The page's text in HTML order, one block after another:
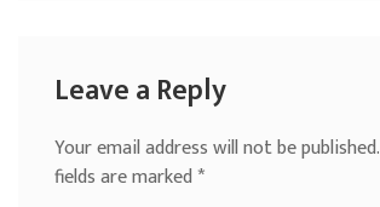
Leave a Reply
Your email address will not be published.
fields are marked*